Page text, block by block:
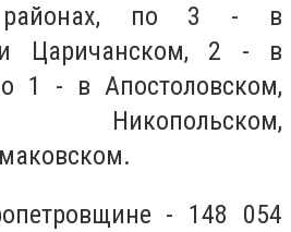
районах, по 3 - в
и Царичанском, 2 - в
1 - в Апостоловском,
Никопольском,
- 148 054